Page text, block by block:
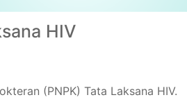
HIV
(PNPK) Tata Laksana HIV.